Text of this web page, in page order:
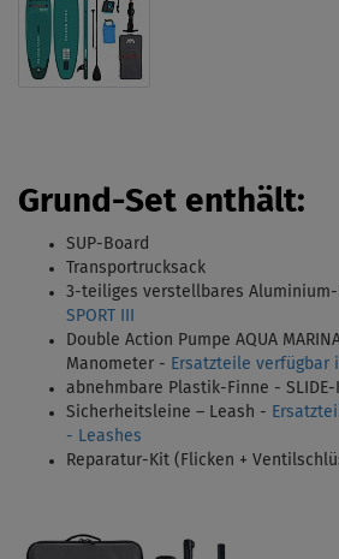
Grund-Set enthält:
SUP-Board
Transportrucksack
3-teiliges verstellbares
SPORT III
Double Action Pumpe AQUA
Manometer - Ersatzteile verfügbar
abnehmbare Plastik-Finne - SLIDE-
Sicherheitsleine – Leash -
- Leashes
Reparatur-Kit (Flicken +